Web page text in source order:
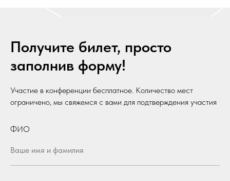
Получите билет, просто
заполнив форму!
Участие в конференции бесплатное. Количество мест
ограничено, мы свяжемся с вами для подтверждения участия
ФИО